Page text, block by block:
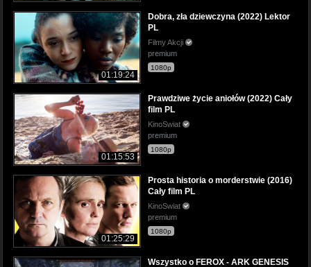
01:19:24
Dobra, zła dziewczyna (2022) Lektor
PL
Filmy Akcji
premium
1080p
01:15:53
Prawdziwe życie aniołów (2022) Cały
film PL
KinoSwiat
premium
1080p
01:25:29
Prosta historia o morderstwie (2016)
Cały film PL
KinoSwiat
premium
1080p
Wszystko o FEROX - ARK GENESIS